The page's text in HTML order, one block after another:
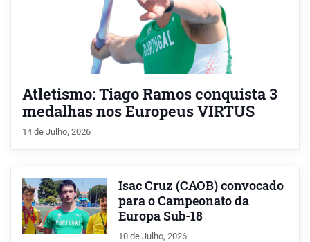
Atletismo: Tiago Ramos conquista 3
medalhas nos Europeus VIRTUS
14 de Julho, 2026
Isac Cruz (CAOB) convocado
para o Campeonato da
Europa Sub-18
10 de Julho, 2026